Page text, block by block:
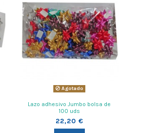
Agotado
Lazo adhesivo Jumbo bolsa de
100 uds
22,20 €